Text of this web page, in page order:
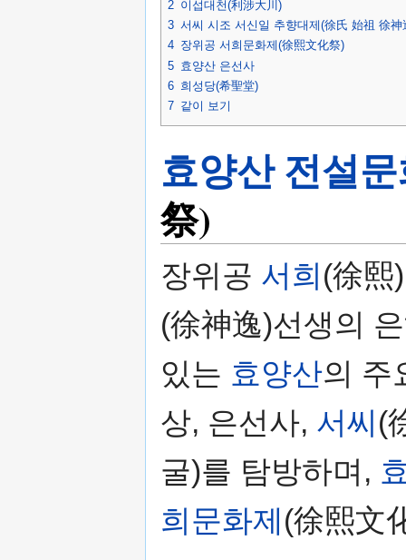
2 이섭대천(利涉大川)
3 서씨 시조 서신일 추향대제(徐氏 始祖 徐神
4 장위공 서희문화제(徐熙文化祭)
5 효양산 은선사
6 희성당(希聖堂)
7 같이 보기
효양산 전설
祭)
장위공 서희 (徐熙
(徐神逸)선생의
있는 효양산의 주
상, 은선사, 서씨 (
굴)를 탐방하며,
희문화제 (徐熙文